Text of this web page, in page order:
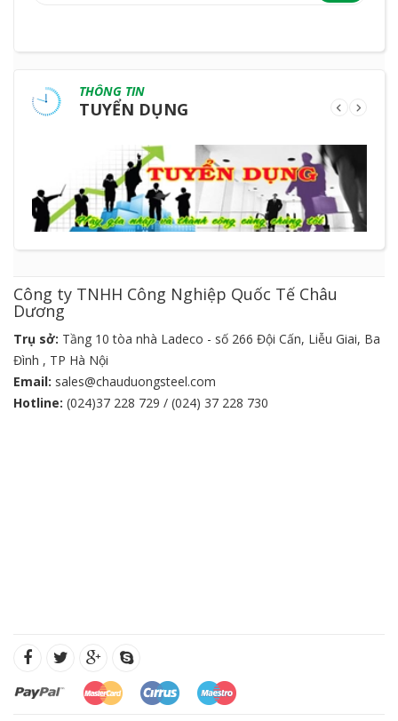
THÔNG TIN
TUYỂN DỤNG
Công ty TNHH Công Nghiệp Quốc Tế Châu
Dương
Trụ sở: Tầng 10 tòa nhà Ladeco - số 266 Đội Cấn, Liễu Giai, Ba
Đình , TP Hà Nội
Email: sales@chauduongsteel.com
Hotline: (024)37 228 729 / (024) 37 228 730